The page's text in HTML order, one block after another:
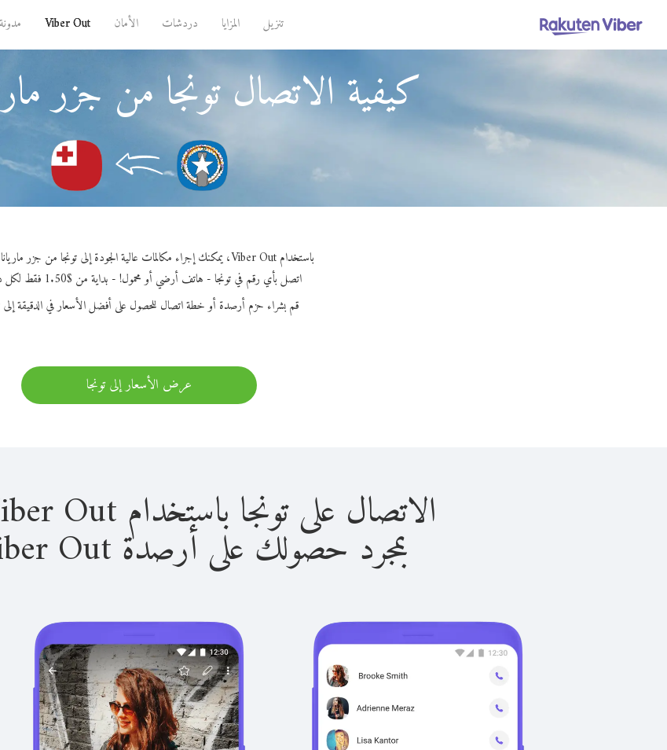
تنزيل المزايا دردشات الأمان Viber Out مدونة
كيفية الاتصال تونجا من جزر
باستخدام Viber Out، يمكنك إجراء مكالمات عالية الجودة إلى تونجا من جزر ماريانا الشمالية.
اتصل بأي رقم في تونجا - هاتف أرضي أو محمول! - بداية من $1.50 فقط لكل دقيقة.
قم بشراء حزم أرصدة أو خطة اتصال للحصول على أفضل الأسعار في الدقيقة إلى
عرض الأسعار إلى تونجا
الاتصال على تونجا باستخدام Viber Out سهل للغاية.
بمجرد حصولك على أرصدة Viber Out، يمكنك: